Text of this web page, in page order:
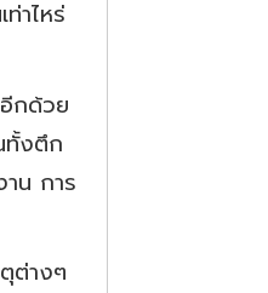
าไหร่
กด้วย
ทั้งตึก
น การ
ต่างๆ